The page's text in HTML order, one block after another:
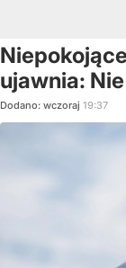
ujawnia:
Dodano: wczoraj 19:37